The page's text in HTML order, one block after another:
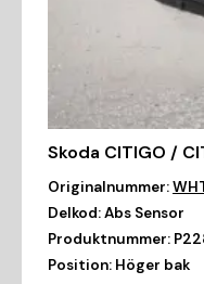
Skoda CITIGO /
Originalnummer:
Delkod:Abs Sensor
Produktnummer:
Position: Höger bak